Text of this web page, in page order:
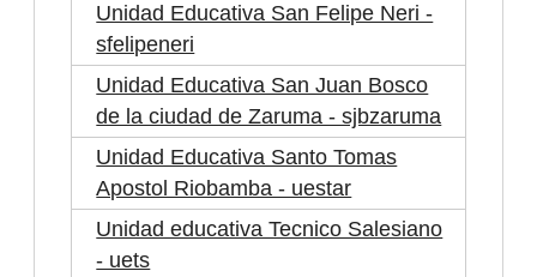
Unidad Educativa San Felipe Neri -
sfelipeneri
Unidad Educativa San Juan Bosco
de la ciudad de Zaruma - sjbzaruma
Unidad Educativa Santo Tomas
Apostol Riobamba - uestar
Unidad educativa Tecnico Salesiano
- uets